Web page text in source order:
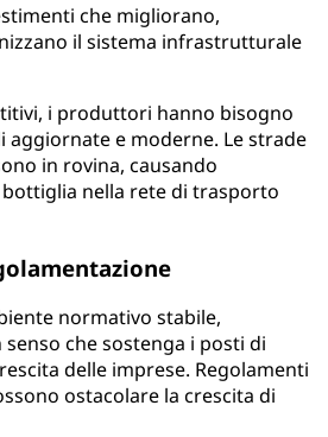
che migliorano,
il sistema infrastrutturale
i produttori hanno bisogno
e moderne. Le strade
in rovina, causando
nella rete di trasporto
normativo stabile,
che sostenga i posti di
delle imprese. Regolamenti
ostacolare la crescita di